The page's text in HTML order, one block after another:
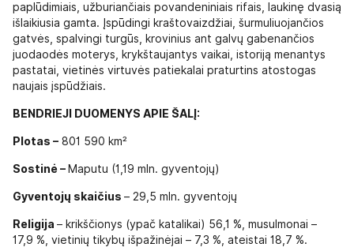
paplūdimiais, užburiančiais povandeniniais rifais, laukinę dvasią
išlaikiusia gamta. Įspūdingi kraštovaizdžiai, šurmuliuojančios
gatvės, spalvingi turgūs, krovinius ant galvų gabenančios
juodaodės moterys, krykštaujantys vaikai, istoriją menantys
pastatai, vietinės virtuvės patiekalai praturtins atostogas
naujais įspūdžiais.
BENDRIEJI DUOMENYS APIE ŠALĮ:
Plotas – 801 590 km²
Sostinė – Maputu (1,19 mln. gyventojų)
Gyventojų skaičius – 29,5 mln. gyventojų
Religija – krikščionys (ypač katalikai) 56,1 %, musulmonai –
17,9 %, vietinių tikybų išpažinėjai – 7,3 %, ateistai 18,7 %.